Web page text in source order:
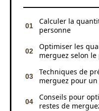
Calculer la
personne
Optimiser les
merguez selon
Techniques de
merguez pour
Conseils pour
restes de